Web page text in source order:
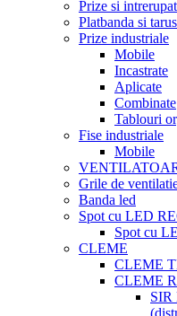
Prize si
Platbanda si
Prize industriale
Mobile
Incastrate
Aplicate
Combinate
Tablouri
Fise industriale
Mobile
Grile de
Banda led
Spot cu LED
Spot cu
CLEME
CLEME
CLEME